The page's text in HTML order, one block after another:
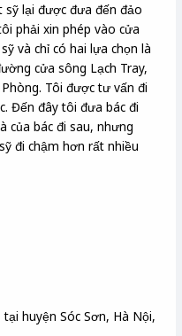
sỹ lại được đưa đến đảo
phải xin phép vào cửa
và chỉ có hai lựa chọn là
cửa sông Lạch Tray,
Tôi được tư vấn đi
Đến đây tôi đưa bác đi
của bác đi sau, nhưng
đi chậm hơn rất nhiều
huyện Sóc Sơn, Hà Nội,